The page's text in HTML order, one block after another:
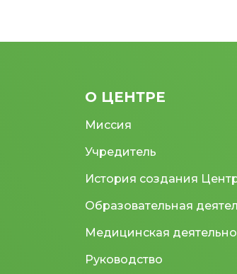
О ЦЕНТРЕ
Миссия
Учредитель
История создания
Образовательная
Медицинская
Руководство